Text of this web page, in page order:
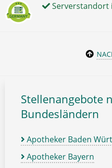
Serverstandort
Stellenangebote
Bundesländern
Apotheker Baden
Apotheker Bayern